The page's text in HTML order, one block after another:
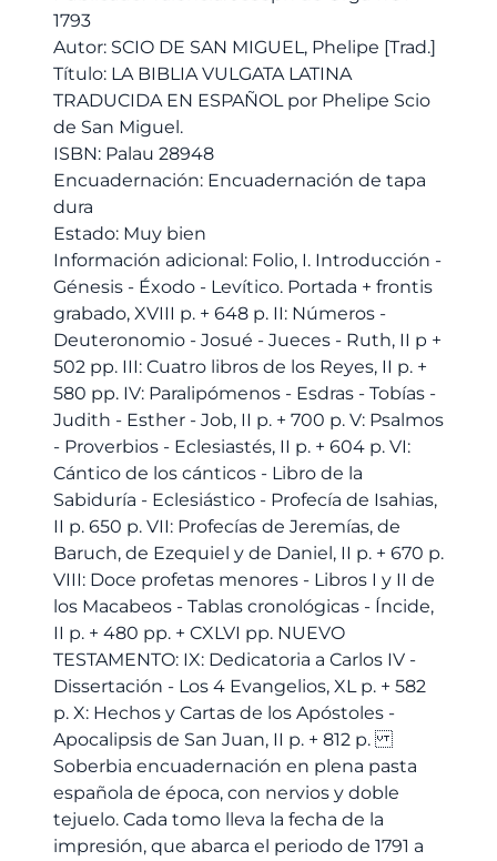
ESPAÑOL
por
Phelipe
Scio
de
San
Miguel.
cantidad
1793
Autor: SCIO DE SAN MIGUEL, Phelipe [Trad.]
Título: LA BIBLIA VULGATA LATINA
TRADUCIDA EN ESPAÑOL por Phelipe Scio
de San Miguel.
ISBN: Palau 28948
Encuadernación: Encuadernación de tapa
dura
Estado: Muy bien
Información adicional: Folio, I. Introducción -
Génesis - Éxodo - Levítico. Portada + frontis
grabado, XVIII p. + 648 p. II: Números -
Deuteronomio - Josué - Jueces - Ruth, II p +
502 pp. III: Cuatro libros de los Reyes, II p. +
580 pp. IV: Paralipómenos - Esdras - Tobías -
Judith - Esther - Job, II p. + 700 p. V: Psalmos
- Proverbios - Eclesiastés, II p. + 604 p. VI:
Cántico de los cánticos - Libro de la
Sabiduría - Eclesiástico - Profecía de Isahias,
II p. 650 p. VII: Profecías de Jeremías, de
Baruch, de Ezequiel y de Daniel, II p. + 670 p.
VIII: Doce profetas menores - Libros I y II de
los Macabeos - Tablas cronológicas - Íncide,
II p. + 480 pp. + CXLVI pp. NUEVO
TESTAMENTO: IX: Dedicatoria a Carlos IV -
Dissertación - Los 4 Evangelios, XL p. + 582
p. X: Hechos y Cartas de los Apóstoles -
Apocalipsis de San Juan, II p. + 812 p.
Soberbia encuadernación en plena pasta
española de época, con nervios y doble
tejuelo. Cada tomo lleva la fecha de la
impresión, que abarca el periodo de 1791 a